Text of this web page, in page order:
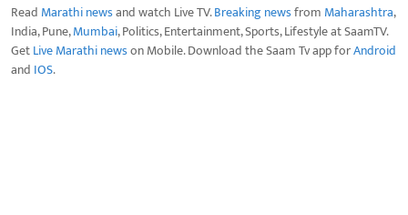
Read Marathi newsand watch Live TV.Breaking newsfrom Maharashtra,
India, Pune,Mumbai, Politics, Entertainment, Sports, Lifestyle at SaamTV.
GetLive Marathi newson Mobile. Download the Saam Tv app forAndroid
and IOS.